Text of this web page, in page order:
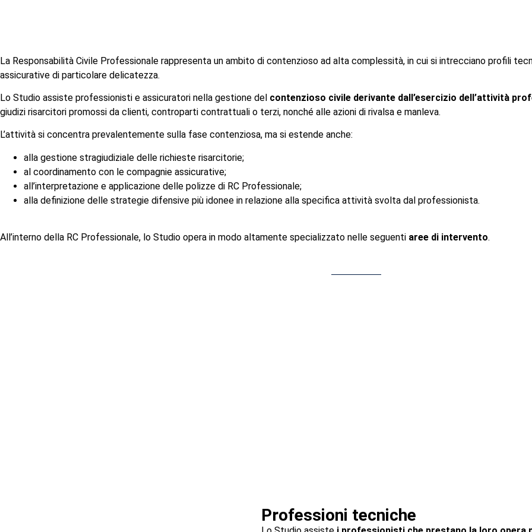
La Responsabilità Civile Professionale rappresenta un ambito di contenzioso ad alta complessità, in cui si intrecciano profili
assicurative di particolare delicatezza.
Lo Studio assiste professionisti e assicuratori nella gestione del contenzioso civile derivante dall’esercizio dell’attività
giudizi risarcitori promossi da clienti, controparti contrattuali o terzi, nonché alle azioni di rivalsa e manleva.
L’attività si concentra prevalentemente sulla fase contenziosa, ma si estende anche:
alla gestione stragiudiziale delle richieste risarcitorie;
al coordinamento con le compagnie assicurative;
all’interpretazione e applicazione delle polizze di RC Professionale;
alla definizione delle strategie difensive più idonee in relazione alla specifica attività svolta dal professionista.
All’interno della RC Professionale, lo Studio opera in modo altamente specializzato nelle seguenti aree di intervento.
Professioni tecniche